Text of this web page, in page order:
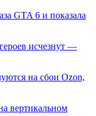
GTA 6 и показала
исчезнут —
на сбои Ozon,
вертикальном